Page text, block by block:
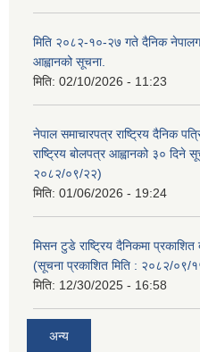
मिति २०८२-१०-२७ गते दैनिक
आह्वानको सूचना.
मिति: 02/10/2026 - 11:23
नेपाल समाचारपत्र राष्ट्रिय दैनिक
राष्ट्रिय बोलपत्र आह्वानको ३० दिने
२०८२/०९/२२)
मिति: 01/06/2026 - 19:24
मिसन टुडे राष्ट्रिय दैनिकमा
(सूचना प्रकाशित मिति : २०८२/०९/
मिति: 12/30/2025 - 16:58
अन्य